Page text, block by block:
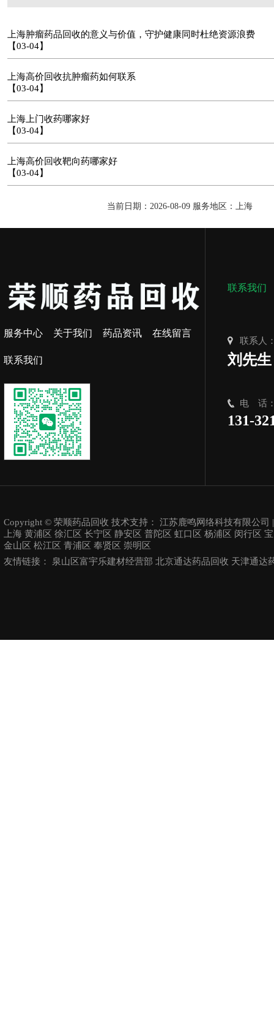
上海肿瘤药品回收的意义与价值，守护健康同时杜绝资源浪费
【03-04】
上海高价回收抗肿瘤药如何联系
【03-04】
上海上门收药哪家好
【03-04】
上海高价回收靶向药哪家好
【03-04】
当前日期：2026-08-09 服务地区：上海
服务中心 关于我们 药品资讯 在线留言
联系我们
联系我们
联系人
刘先生
电 话
131-
Copyright © 荣顺药品回收 技术支持： 江苏鹿鸣网络科技有限公司
上海 黄浦区 徐汇区 长宁区 静安区 普陀区 虹口区 杨浦区 闵行区
金山区 松江区 青浦区 奉贤区 崇明区
友情链接： 泉山区富宇乐建材经营部 北京通达药品回收 天津通达